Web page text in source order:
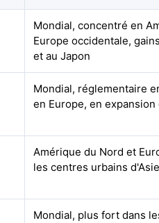
Mondial, concentré en
Europe occidentale,
et au Japon
Mondial, réglementaire
en Europe, en
Amérique du Nord et
les centres urbains
Mondial, plus fort dans